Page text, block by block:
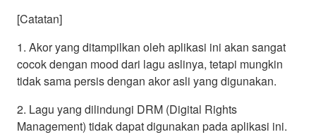
[Catatan]
1. Akor yang ditampilkan oleh aplikasi ini akan sangat
cocok dengan mood dari lagu aslinya, tetapi mungkin
tidak sama persis dengan akor asli yang digunakan.
2. Lagu yang dilindungi DRM (Digital Rights
Management) tidak dapat digunakan pada aplikasi ini.